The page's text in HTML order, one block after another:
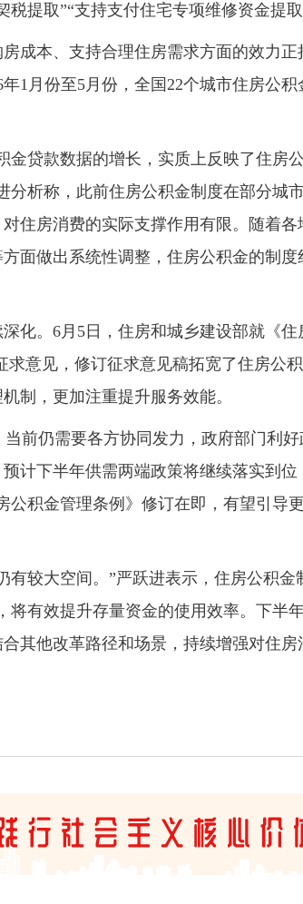
提取”“支持支付住宅专项维修资金提取
本、支持合理住房需求方面的效力正
1月份至5月份，全国22个城市住房公
贷款数据的增长，实质上反映了住房
分析称，此前住房公积金制度在部分城
住房消费的实际支撑作用有限。随着
面做出系统性调整，住房公积金的制
。6月5日，住房和城乡建设部就《住
求意见，修订征求意见稿拓宽了住房公
制，更加注重提升服务效能。
前仍需要各方协同发力，政府部门利好
计下半年供需两端政策将继续落实到
公积金管理条例》修订在即，有望引导
较大空间。”严跃进表示，住房公积金
将有效提升存量资金的使用效率。下半
其他改革路径和场景，持续增强对住